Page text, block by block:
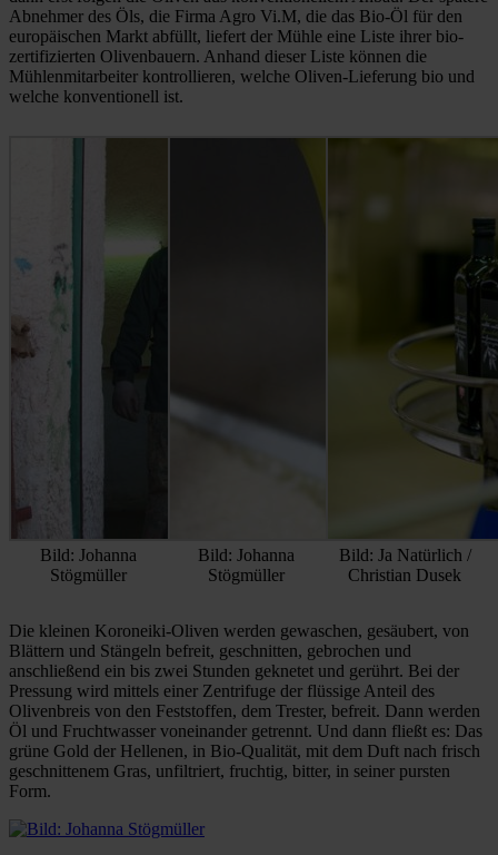
Abnehmer des Öls, die Firma Agro Vi.M, die das Bio-Öl für den
europäischen Markt abfüllt, liefert der Mühle eine Liste ihrer bio-
zertifizierten Olivenbauern. Anhand dieser Liste können die
Mühlenmitarbeiter kontrollieren, welche Oliven-Lieferung bio und
welche konventionell ist.
Bild: Johanna
Stögmüller
Bild: Johanna
Stögmüller
Bild: Ja Natürlich /
Christian Dusek
Die kleinen Koroneiki-Oliven werden gewaschen, gesäubert, von
Blättern und Stängeln befreit, geschnitten, gebrochen und
anschließend ein bis zwei Stunden geknetet und gerührt. Bei der
Pressung wird mittels einer Zentrifuge der flüssige Anteil des
Olivenbreis von den Feststoffen, dem Trester, befreit. Dann werden
Öl und Fruchtwasser voneinander getrennt. Und dann fließt es: Das
grüne Gold der Hellenen, in Bio-Qualität, mit dem Duft nach frisch
geschnittenem Gras, unfiltriert, fruchtig, bitter, in seiner pursten
Form.